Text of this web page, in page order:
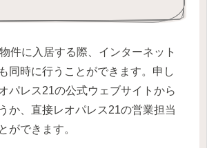
件に入居する際、インターネット
同時に行うことができます。申し
パレス21の公式ウェブサイトから
か、直接レオパレス21の営業担当
ができます。